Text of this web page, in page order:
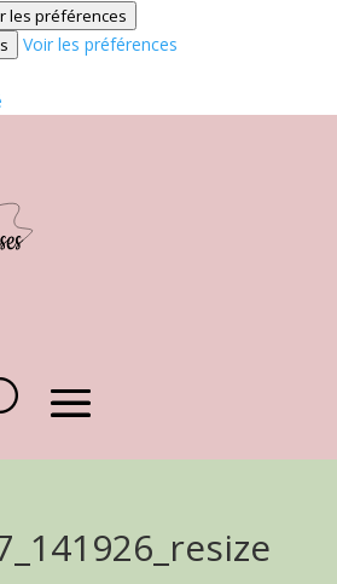
les préférences
Voir les préférences